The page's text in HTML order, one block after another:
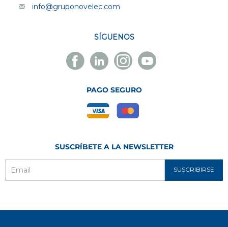
info@gruponovelec.com
SÍGUENOS
Facebook
Novelec
Linkedin
Novelec
Instagram
Novelec
Youtube
Novelec
PAGO SEGURO
SUSCRÍBETE A LA NEWSLETTER
SUSCRIBIRSE